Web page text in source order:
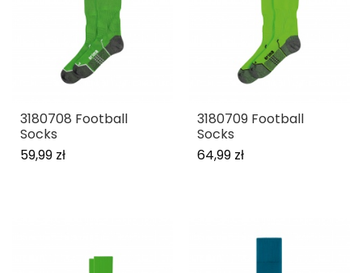
3180708 Football
Socks
59,99 zł
3180709 Football
Socks
64,99 zł